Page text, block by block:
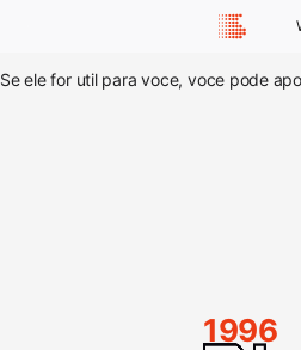
Se ele for util para voce, voce pode
1996